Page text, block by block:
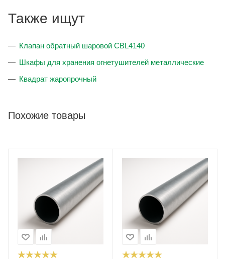
Также ищут
Клапан обратный шаровой CBL4140
Шкафы для хранения огнетушителей металлические
Квадрат жаропрочный
Похожие товары